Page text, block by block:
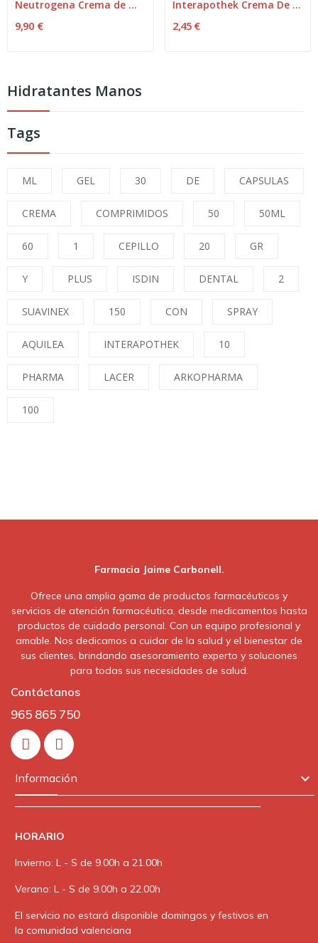
Hidratantes Manos
Tags
ML GEL 30 DE CAPSULAS
CREMA COMPRIMIDOS 50 50ML
60 1 CEPILLO 20 GR
Y PLUS ISDIN DENTAL 2
SUAVINEX 150 CON SPRAY
AQUILEA INTERAPOTHEK 10
PHARMA LACER ARKOPHARMA
100
Neutrogena Crema de Manos Spf20 Elasticidad...
9,90 €
Interapothek Crema De Manos Reparadora 50ml
2,45 €
Farmacia Jaime Carbonell.
Ofrece una amplia gama de productos farmacéuticos y
servicios de atención farmacéutica, desde medicamentos hasta
productos de cuidado personal. Con un equipo profesional y
amable. Nos dedicamos a cuidar de la salud y el bienestar de
sus clientes, brindando asesoramiento experto y soluciones
para todas sus necesidades de salud.
Contáctanos
965 865 750
Información 
HORARIO
Invierno: L - S de 9.00h a 21.00h
Verano: L - S de 9.00h a 22.00h
El servicio no estará disponible domingos y festivos en
la comunidad valenciana